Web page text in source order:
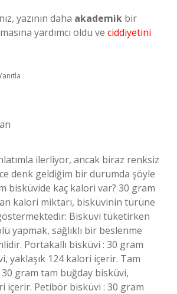
yazının daha akademik bir
yardımcı oldu ve ciddiyetini
ilerliyor, ancak biraz renksiz
denk geldiğim bir durumda şöyle
bisküvide kaç kalori var? 30 gram
kalori miktarı, bisküvinin türüne
Bisküvi tüketirken
yapmak, sağlıklı bir beslenme
Portakallı bisküvi : 30 gram
yaklaşık 124 kalori içerir. Tam
gram tam buğday bisküvi,
içerir. Petibör bisküvi : 30 gram